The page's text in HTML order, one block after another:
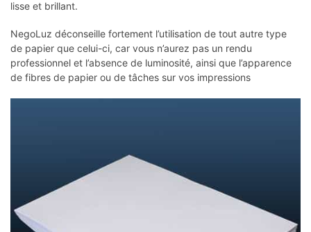
lisse et brillant.
NegoLuz déconseille fortement l’utilisation de tout autre type
de papier que celui-ci, car vous n’aurez pas un rendu
professionnel et l’absence de luminosité, ainsi que l’apparence
de fibres de papier ou de tâches sur vos impressions